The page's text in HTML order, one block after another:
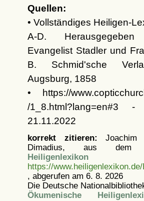
Quellen:
• Vollständiges Heiligen-
A-D.
Evangelist Stadler und
B. Schmid'sche
Augsburg, 1858
• https://
/1_8.html?lang=en#3
21.11.2022
korrekt zitieren: Joachim
Dimadius, aus
Heiligenlexikon
https://
, abgerufen am 6. 8. 2026
Die Deutsche
Ökumenische